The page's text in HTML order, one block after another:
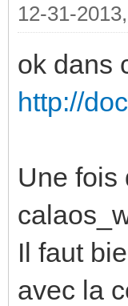
12-31-
ok dans
http://
Une fois
Il faut
avec la